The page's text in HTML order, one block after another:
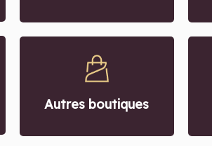
Autres boutiques